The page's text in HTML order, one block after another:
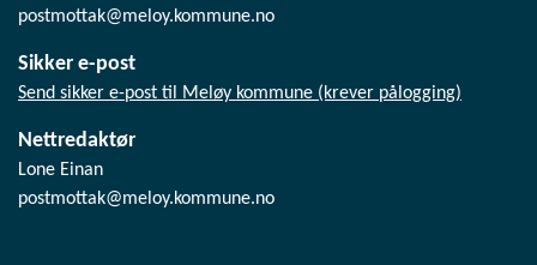
postmottak@meloy.kommune.no
Sikker e-post
Send sikker e-post til Meløy kommune (krever pålogging)
Nettredaktør
Lone Einan
postmottak@meloy.kommune.no